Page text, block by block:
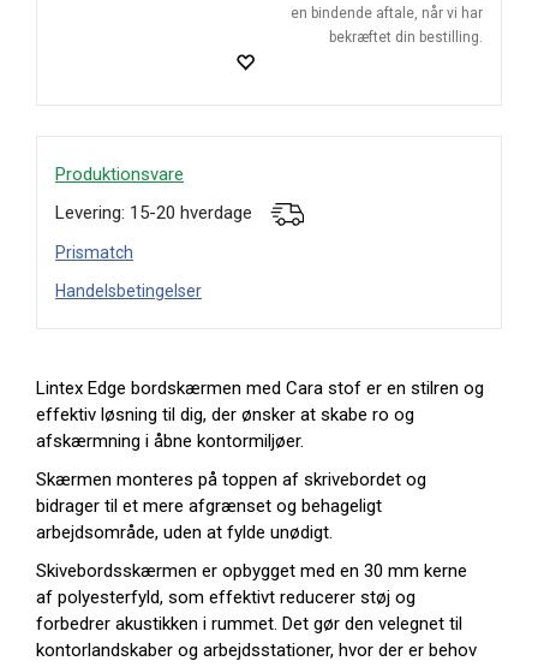
en bindende aftale, når vi har
bekræftet din bestilling.
Produktionsvare
Levering: 15-20 hverdage
Prismatch
Handelsbetingelser
Lintex Edge bordskærmen med Cara stof er en stilren og
effektiv løsning til dig, der ønsker at skabe ro og
afskærmning i åbne kontormiljøer.
Skærmen monteres på toppen af skrivebordet og
bidrager til et mere afgrænset og behageligt
arbejdsområde, uden at fylde unødigt.
Skivebordsskærmen er opbygget med en 30 mm kerne
af polyesterfyld, som effektivt reducerer støj og
forbedrer akustikken i rummet. Det gør den velegnet til
kontorlandskaber og arbejdsstationer, hvor der er behov